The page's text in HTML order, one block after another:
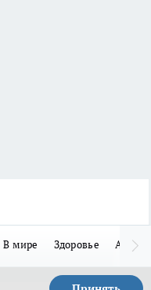
В мире Здоровье Авто